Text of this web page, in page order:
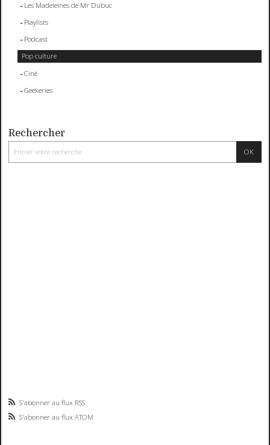
Les Madeleines de Mr Dubuc
Playlists
Podcast
Pop culture
Ciné
Geekeries
Rechercher
S'abonner au flux RSS
S'abonner au flux ATOM